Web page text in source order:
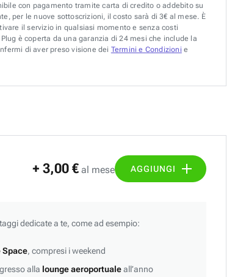
con pagamento tramite carta di credito o addebito su
per le nuove sottoscrizioni, il costo sarà di 3€ al mese. È
il servizio in qualsiasi momento e senza costi
è coperta da una garanzia di 24 mesi che include la
di aver preso visione dei Termini e Condizioni e
+ 3,00 € al mese AGGIUNGI
dedicate a te, come ad esempio:
Space, compresi i weekend
alla lounge aeroportualeall’anno